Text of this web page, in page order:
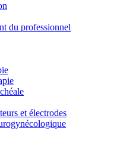
du professionnel
et électrodes